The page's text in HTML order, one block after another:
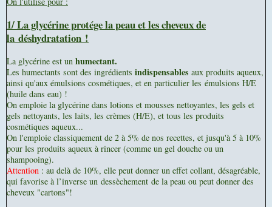
1/ La glycérine protége la peau et les cheveuxde
la déshydratation !
La glycérine est un humectant.
Les humectants sont des ingrédients indispensables aux produits aqueux,
ainsi qu'aux émulsions cosmétiques, et en particulier les émulsions H/E
(huile dans eau) !
On emploie la glycérine dans lotions et mousses nettoyantes, les gels et
gels nettoyants, les laits, les crèmes (H/E), et tous les produits
cosmétiques aqueux...
On l'emploie classiquement de 2 à 5% de nos recettes, et jusqu'à 5 à 10%
pour les produits aqueux à rincer (comme un gel douche ou un
shampooing).
Attention : au delà de 10%, elle peut donner un effet collant, désagréable,
qui favorise à l’inverse un dessèchement de la peau ou peut donner des
cheveux "cartons"!